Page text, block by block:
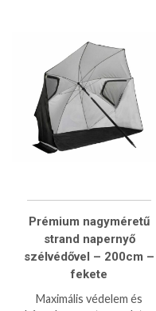
hordtáskával – tökéletes
strandhoz, kertbe vagy
piknikhez. Praktikus és
sokoldalú megoldás a nyári
napokra!
Prémium nagyméretű
strand napernyő
szélvédővel – 200cm –
fekete
Maximális védelem és